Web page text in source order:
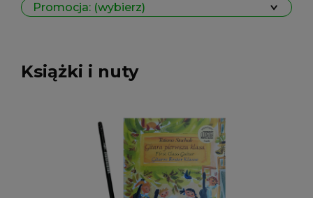
Promocja: (wybierz)
Książki i nuty